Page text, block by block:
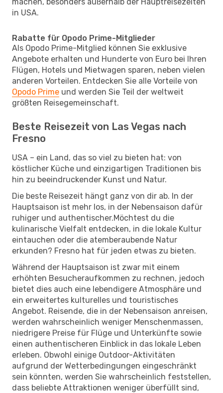
in USA.
Rabatte für Opodo Prime-Mitglieder
Als Opodo Prime-Mitglied können Sie exklusive
Angebote erhalten und Hunderte von Euro bei Ihren
Flügen, Hotels und Mietwagen sparen, neben vielen
anderen Vorteilen. Entdecken Sie alle Vorteile von
Opodo Prime und werden Sie Teil der weltweit
größten Reisegemeinschaft.
Beste Reisezeit von Las Vegas nach
Fresno
USA – ein Land, das so viel zu bieten hat: von
köstlicher Küche und einzigartigen Traditionen bis
hin zu beeindruckender Kunst und Natur.
Die beste Reisezeit hängt ganz von dir ab. In der
Hauptsaison ist mehr los, in der Nebensaison dafür
ruhiger und authentischer.Möchtest du die
kulinarische Vielfalt entdecken, in die lokale Kultur
eintauchen oder die atemberaubende Natur
erkunden? Fresno hat für jeden etwas zu bieten.
Während der Hauptsaison ist zwar mit einem
erhöhten Besucheraufkommen zu rechnen, jedoch
bietet dies auch eine lebendigere Atmosphäre und
ein erweitertes kulturelles und touristisches
Angebot. Reisende, die in der Nebensaison anreisen,
werden wahrscheinlich weniger Menschenmassen,
niedrigere Preise für Flüge und Unterkünfte sowie
einen authentischeren Einblick in das lokale Leben
erleben. Obwohl einige Outdoor-Aktivitäten
aufgrund der Wetterbedingungen eingeschränkt
sein könnten, werden Sie wahrscheinlich feststellen,
dass beliebte Attraktionen weniger überfüllt sind,